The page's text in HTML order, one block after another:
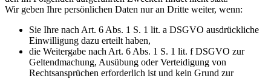
Wir geben Ihre persönlichen Daten nur an Dritte weiter, wenn:
Sie Ihre nach Art. 6 Abs. 1 S. 1 lit. a DSGVO ausdrückliche
Einwilligung dazu erteilt haben,
die Weitergabe nach Art. 6 Abs. 1 S. 1 lit. f DSGVO zur
Geltendmachung, Ausübung oder Verteidigung von
Rechtsansprüchen erforderlich ist und kein Grund zur